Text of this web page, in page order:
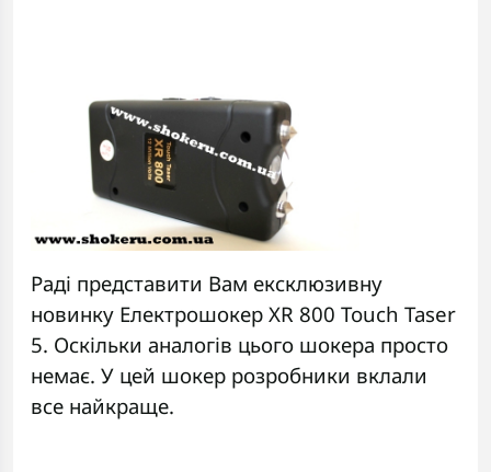
Раді представити Вам ексклюзивну
новинку Електрошокер XR 800 Touch Taser
5. Оскільки аналогів цього шокера просто
немає. У цей шокер розробники вклали
все найкраще.